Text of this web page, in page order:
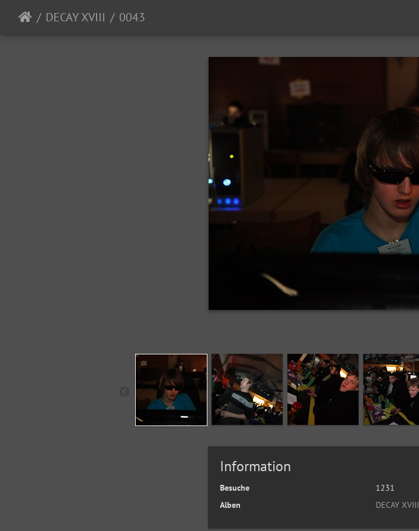
DECAY XVIII 0043
Information
Besuche
1231
Alben
DECAY XVIII